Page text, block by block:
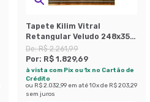
Tapete Kilim Vitral
Retangular Veludo 248x350
cm Caramelo
De:R$ 2.261,99
Por: R$ 1.829,69
à vista com Pix ou 1x no Cartão de
Crédito
ou R$ 2.032,99 em até10x de R$ 203,29
sem juros